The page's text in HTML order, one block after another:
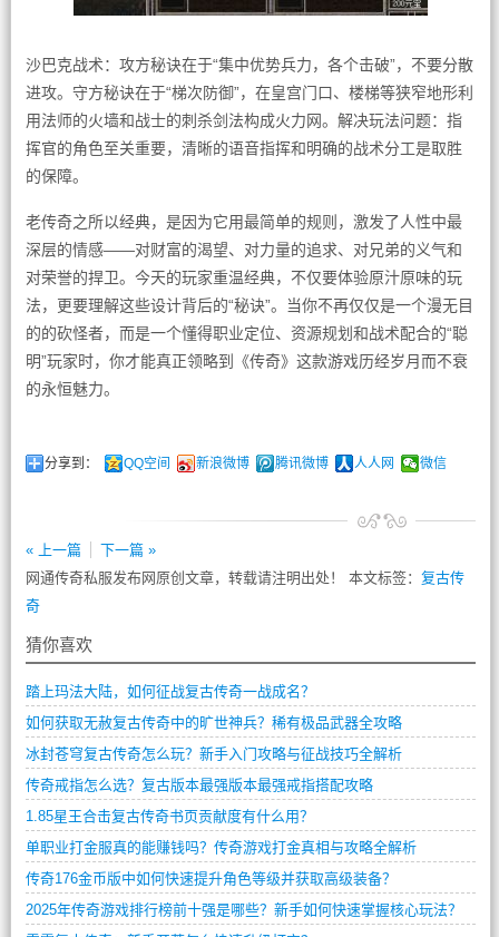
沙巴克战术：攻方秘诀在于“集中优势兵力，各个击破”，不要分散
进攻。守方秘诀在于“梯次防御”，在皇宫门口、楼梯等狭窄地形利
用法师的火墙和战士的刺杀剑法构成火力网。解决玩法问题：指
挥官的角色至关重要，清晰的语音指挥和明确的战术分工是取胜
的保障。
老传奇之所以经典，是因为它用最简单的规则，激发了人性中最
深层的情感——对财富的渴望、对力量的追求、对兄弟的义气和
对荣誉的捍卫。今天的玩家重温经典，不仅要体验原汁原味的玩
法，更要理解这些设计背后的“秘诀”。当你不再仅仅是一个漫无目
的的砍怪者，而是一个懂得职业定位、资源规划和战术配合的“聪
明”玩家时，你才能真正领略到《传奇》这款游戏历经岁月而不衰
的永恒魅力。
分享到： QQ空间 新浪微博 腾讯微博 人人网 微信
« 上一篇
下一篇 »
网通传奇私服发布网原创文章，转载请注明出处！ 本文标签： 复古传
奇
猜你喜欢
踏上玛法大陆，如何征战复古传奇一战成名？
如何获取无赦复古传奇中的旷世神兵？稀有极品武器全攻略
冰封苍穹复古传奇怎么玩？新手入门攻略与征战技巧全解析
传奇戒指怎么选？复古版本最强版本最强戒指搭配攻略
1.85星王合击复古传奇书页贡献度有什么用？
单职业打金服真的能赚钱吗？传奇游戏打金真相与攻略全解析
传奇176金币版中如何快速提升角色等级并获取高级装备？
2025年传奇游戏排行榜前十强是哪些？新手如何快速掌握核心玩法？